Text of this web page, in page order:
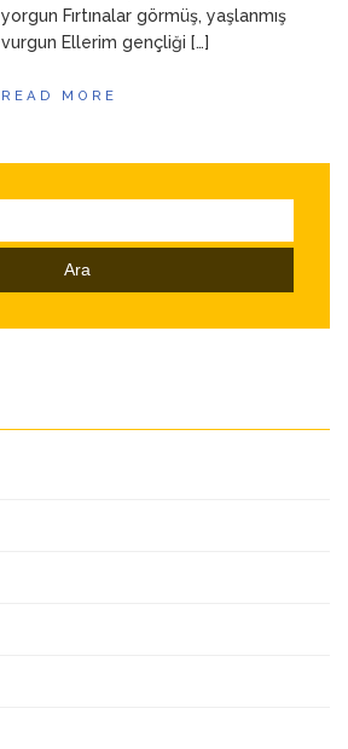
yorgun Fırtınalar görmüş, yaşlanmış
vurgun Ellerim gençliği […]
READ MORE